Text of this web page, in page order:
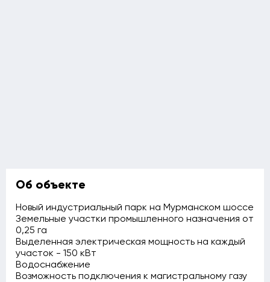
Об объекте
Новый индустриальный парк на Мурманском шоссе
Земельные участки промышленного назначения от
0,25 га
Выделенная электрическая мощность на каждый
участок - 150 кВт
Водоснабжение
Возможность подключения к магистральному газу